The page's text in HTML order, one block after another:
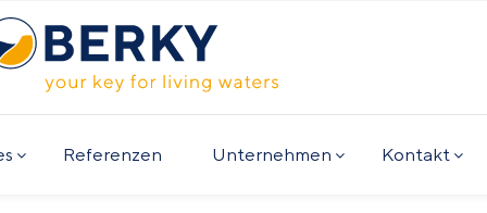
Referenzen Unternehmen Kontakt